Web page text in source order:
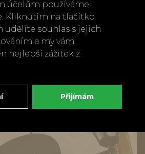
účelům používáme
Kliknutím na tlačítko
udělíte souhlas s jejich
a my vám
nejlepší zážitek z
Přijímám